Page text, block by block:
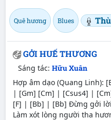
Quê hương Blues
GỞI HUẾ THƯƠNG
Sáng tác: Hữu Xuân
Hợp âm dạo (Quang
| [Gm] [Cm] | [Csus4] |
[F] | [Bb] | [Bb] Ðừng gởi
Làm xót lòng người tha